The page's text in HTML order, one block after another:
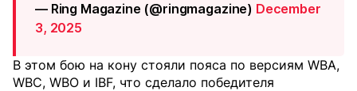
— Ring Magazine (@ringmagazine) December
3, 2025
В этом бою на кону стояли пояса по версиям WBA,
WBC, WBO и IBF, что сделало победителя